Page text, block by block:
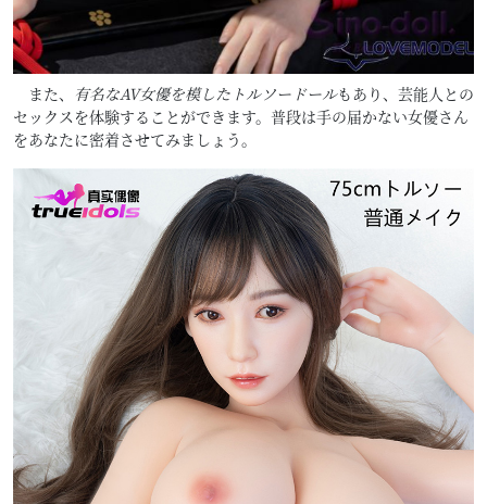
また、 有名なAV女優を模したトルソードールもあり、芸能人との
セックスを体験することができます。普段は手の届かない女優さん
をあなたに密着させてみましょう。